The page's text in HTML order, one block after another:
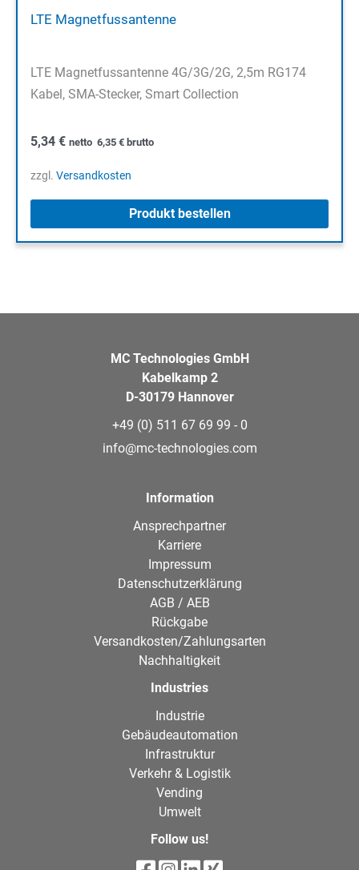
LTE Magnetfussantenne
LTE Magnetfussantenne 4G/3G/2G, 2,5m RG174
Kabel, SMA-Stecker, Smart Collection
5,34 € netto 6,35 € brutto
zzgl. Versandkosten
Produkt bestellen
MC Technologies GmbH
Kabelkamp 2
D-30179 Hannover
+49 (0) 511 67 69 99 - 0
info@mc-technologies.com
Information
Ansprechpartner
Karriere
Impressum
Datenschutzerklärung
AGB / AEB
Rückgabe
Versandkosten/Zahlungsarten
Nachhaltigkeit
Industries
Industrie
Gebäudeautomation
Infrastruktur
Verkehr & Logistik
Vending
Umwelt
Follow us!